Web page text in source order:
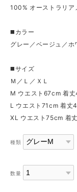
100% オーストラリア
◼️カラー
グレー／ベージュ／ホ
◼️サイズ
Ｍ／Ｌ／ＸＬ
M ウエスト67cm 着
L ウエスト71cm 着丈
XL ウエスト75cm 着
種類
数量